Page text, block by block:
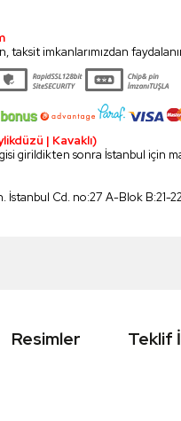
taksit imkanlarımızdan
| Kavaklı)
girildikten sonra İstanbul için
İstanbul Cd. no:27 A-Blok B:21-
Resimler Teklif